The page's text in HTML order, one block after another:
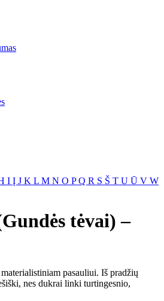
I Į J K L M N O PQ R S Š T U Ū V W
tėvai) –
pasauliui. Iš pradžių
nes dukrai linki turtingesnio,